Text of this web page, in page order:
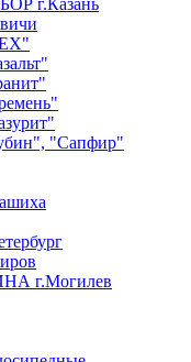
г.Казань
"Сапфир"
г.Могилев